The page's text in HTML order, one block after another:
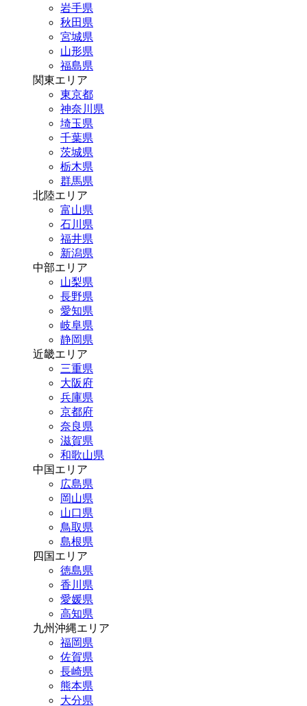
岩手県
秋田県
宮城県
山形県
福島県
関東エリア
東京都
神奈川県
埼玉県
千葉県
茨城県
栃木県
群馬県
北陸エリア
富山県
石川県
福井県
新潟県
中部エリア
山梨県
長野県
愛知県
岐阜県
静岡県
近畿エリア
三重県
大阪府
兵庫県
京都府
奈良県
滋賀県
和歌山県
中国エリア
広島県
岡山県
山口県
鳥取県
島根県
四国エリア
徳島県
香川県
愛媛県
高知県
九州沖縄エリア
福岡県
佐賀県
長崎県
熊本県
大分県